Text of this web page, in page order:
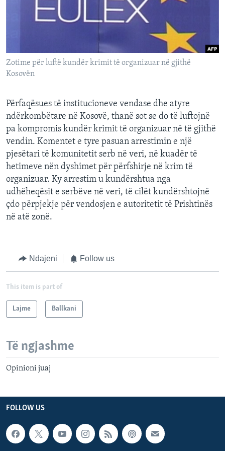
INTERVISTA
Zotime për luftë kundër krimit të organizuar në gjithë
Kosovën
Përfaqësues të institucioneve vendase dhe atyre
ndërkombëtare në Kosovë, thanë sot se do të luftojnë
pa kompromis kundër krimit të organizuar në të gjithë
vendin. Komentet e tyre pasuan arrestimin e një
pjesëtari të komunitetit serb në veri, në kuadër të
hetimeve nën dyshimet për përfshirje në krim të
organizuar. Ky arrestim u kundërshtua nga
udhëheqësit e serbëve në veri, të cilët kundërshtojnë
çdo përpjekje për vendosjen e autoritetit të Prishtinës
në atë zonë.
Ndajeni Follow us
This item is part of
Lajme Ballkani
Të ngjashme
Opinioni juaj
FOLLOW US